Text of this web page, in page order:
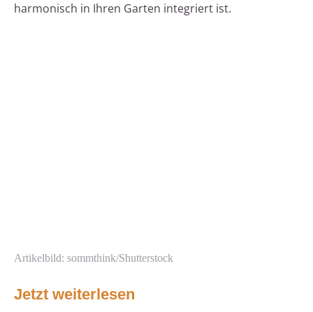
harmonisch in Ihren Garten integriert ist.
Artikelbild: sommthink/Shutterstock
Jetzt weiterlesen